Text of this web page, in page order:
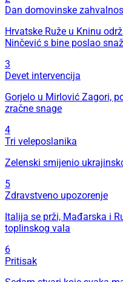
Dan domovinske
Hrvatske Ruže u Kninu
Ninčević s bine poslao
3
Devet intervencija
Gorjelo u Mirlović Zagori,
zračne snage
4
Tri veleposlanika
Zelenski smijenio
5
Zdravstveno upozorenje
Italija se prži, Mađarska i
toplinskog vala
6
Pritisak